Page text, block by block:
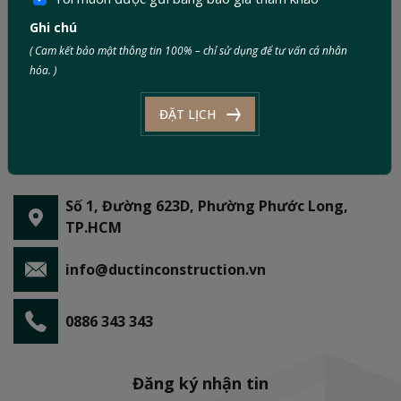
Số 1, Đường 623D, Phường Phước Long,
TP.HCM
info@ductinconstruction.vn
0886 343 343
Đăng ký nhận tin
Ghi chú
( Cam kết bảo mật thông tin 100% – chỉ sử dụng để tư vấn cá nhân
hóa. )
ĐẶT LỊCH